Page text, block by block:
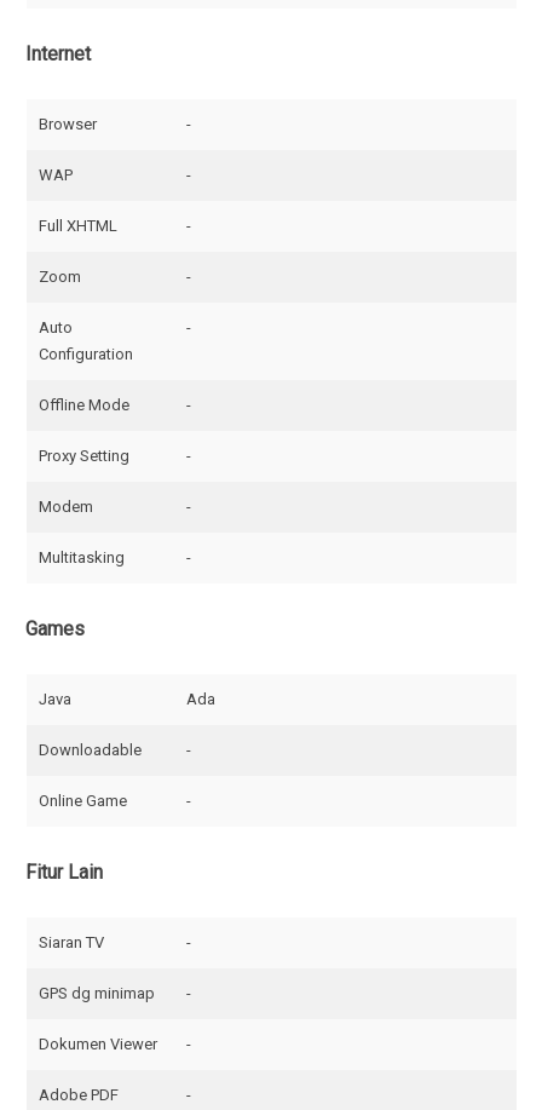
Internet
Browser -
WAP -
Full XHTML -
Zoom -
Auto
Configuration
-
Offline Mode -
Proxy Setting -
Modem -
Multitasking -
Games
Java Ada
Downloadable -
Online Game -
Fitur Lain
Siaran TV -
GPS dg minimap -
Dokumen Viewer -
Adobe PDF
-